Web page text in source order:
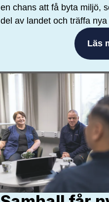
en chans att få byta miljö,
del av landet och träffa nya
Läs